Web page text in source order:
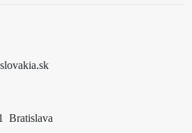
Bratislava